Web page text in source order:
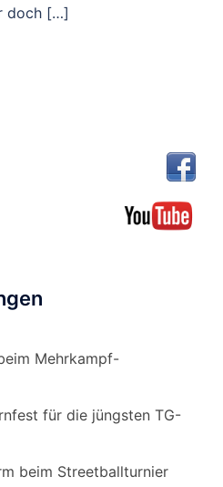
doch […]
Mehrkampf-
für die jüngsten TG-
beim Streetballturnier